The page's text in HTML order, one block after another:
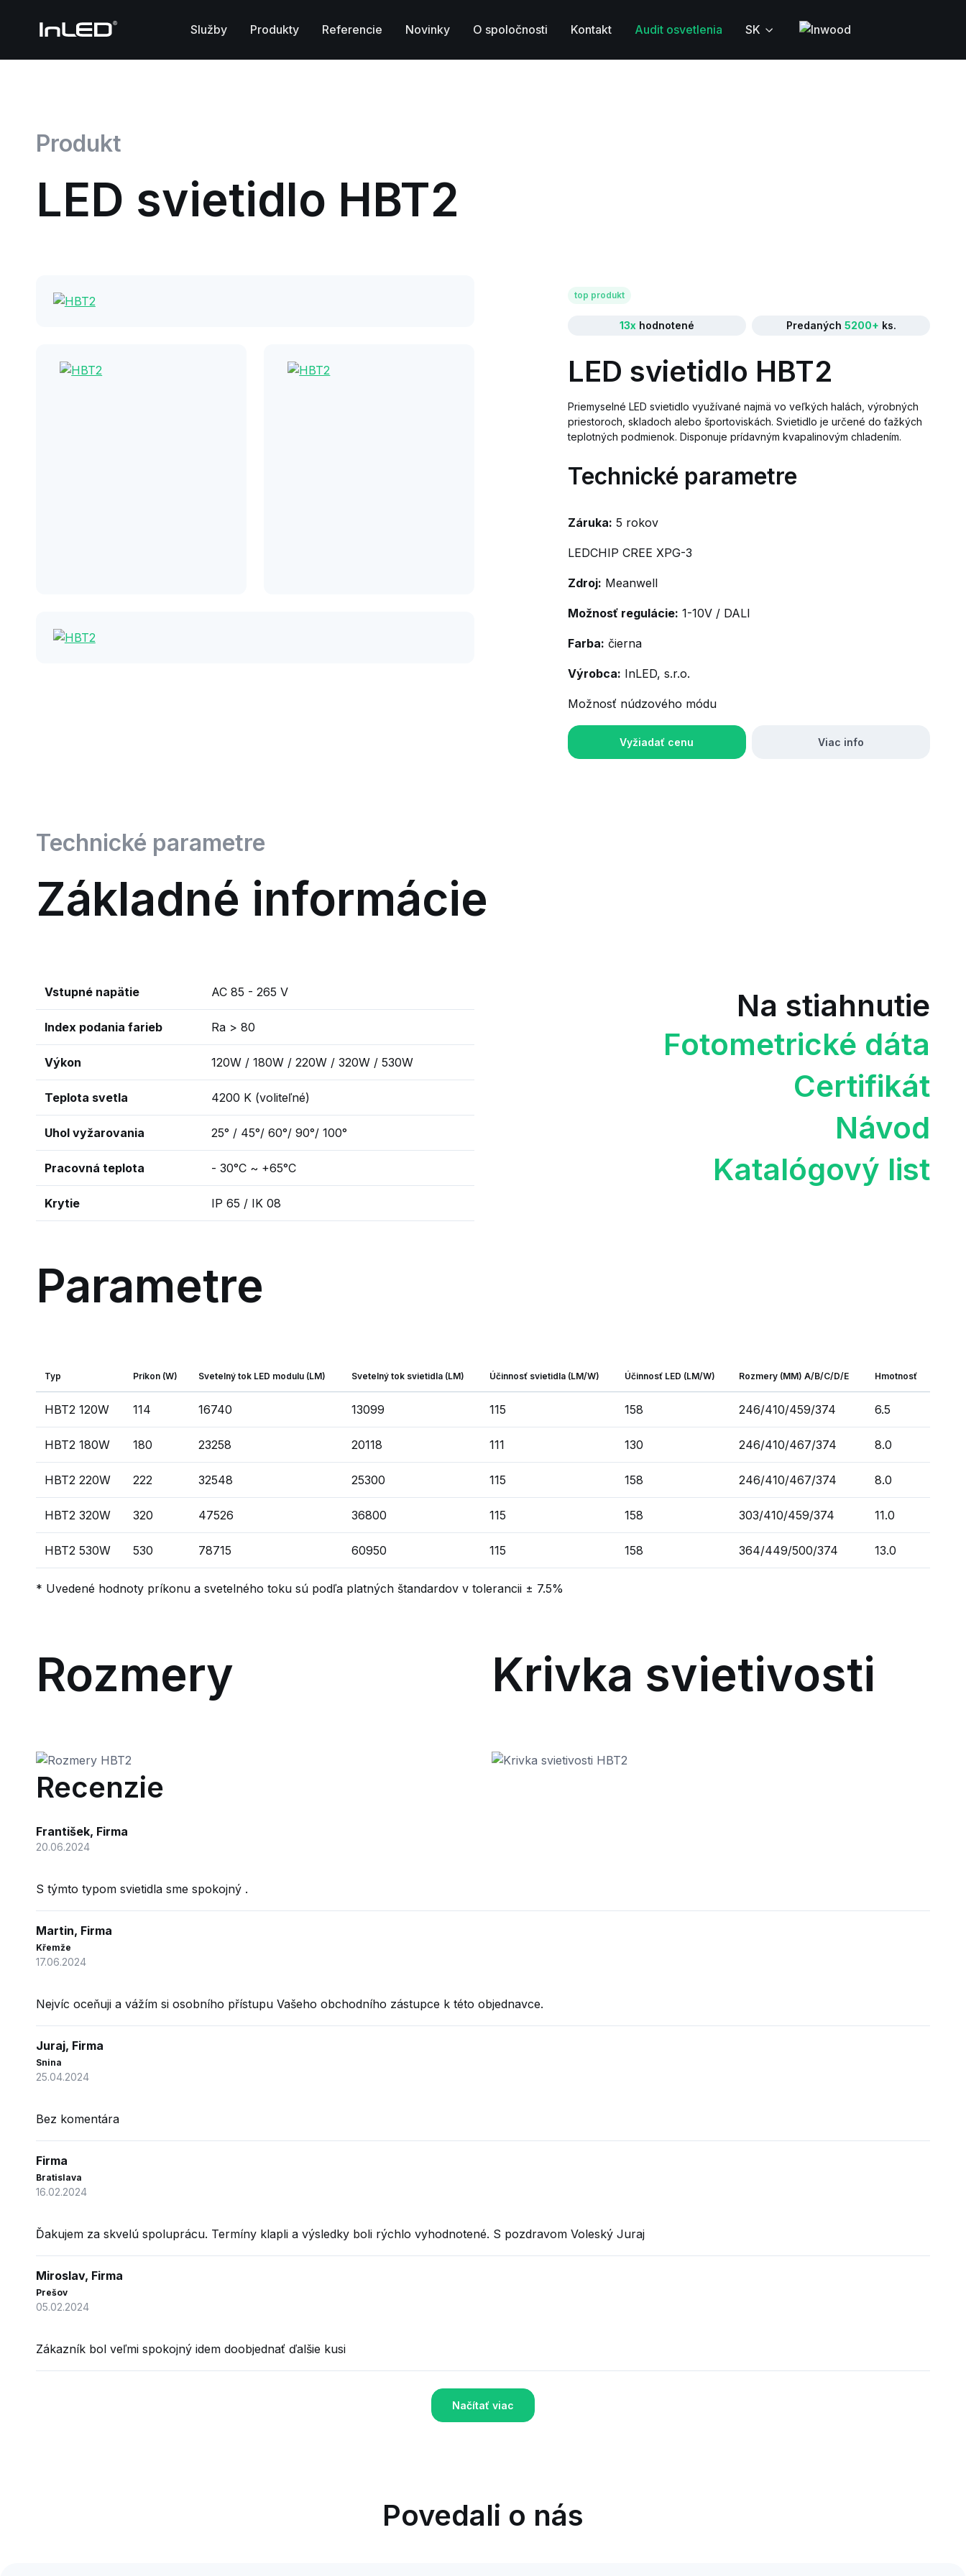
Služby Produkty Referencie Novinky O spoločnosti Kontakt Audit osvetlenia SK
Produkt
LED svietidlo HBT2
top produkt
13x hodnotené Predaných 5200+ ks.
LED svietidlo HBT2
Priemyselné LED svietidlo využívané najmä vo veľkých halách, výrobných
priestoroch, skladoch alebo športoviskách. Svietidlo je určené do ťažkých
teplotných podmienok. Disponuje prídavným kvapalinovým chladením.
Technické parametre
Záruka: 5 rokov
LEDCHIP CREE XPG-3
Zdroj: Meanwell
Možnosť regulácie: 1-10V / DALI
Farba: čierna
Výrobca: InLED, s.r.o.
Možnosť núdzového módu
Vyžiadať cenu Viac info
Technické parametre
Základné informácie
Vstupné napätie AC 85 - 265 V
Index podania farieb Ra > 80
Výkon 120W / 180W / 220W / 320W / 530W
Teplota svetla 4200 K (voliteľné)
Uhol vyžarovania 25° / 45°/ 60°/ 90°/ 100°
Pracovná teplota - 30°C ~ +65°C
Krytie IP 65 / IK 08
Na stiahnutie
Fotometrické dáta
Certifikát
Návod
Katalógový list
Parametre
Typ Príkon (W) Svetelný tok LED modulu (LM) Svetelný tok svietidla (LM) Účinnosť svietidla (LM/W) Účinnosť LED (LM/W) Rozmery (MM) A/B/C/D/E Hmotnosť
HBT2 120W 114 16740 13099 115 158 246/410/459/374 6.5
HBT2 180W 180 23258 20118 111 130 246/410/467/374 8.0
HBT2 220W 222 32548 25300 115 158 246/410/467/374 8.0
HBT2 320W 320 47526 36800 115 158 303/410/459/374 11.0
HBT2 530W 530 78715 60950 115 158 364/449/500/374 13.0
* Uvedené hodnoty príkonu a svetelného toku sú podľa platných štandardov v tolerancii ± 7.5%
Rozmery Krivka svietivosti
Recenzie
František, Firma
20.06.2024
S týmto typom svietidla sme spokojný .
Martin, Firma
Křemže
17.06.2024
Nejvíc oceňuji a vážím si osobního přístupu Vašeho obchodního zástupce k této objednavce.
Juraj, Firma
Snina
25.04.2024
Bez komentára
Firma
Bratislava
16.02.2024
Ďakujem za skvelú spoluprácu. Termíny klapli a výsledky boli rýchlo vyhodnotené. S pozdravom Voleský Juraj
Miroslav, Firma
Prešov
05.02.2024
Zákazník bol veľmi spokojný idem doobjednať ďalšie kusi
Načítať viac
Povedali o nás